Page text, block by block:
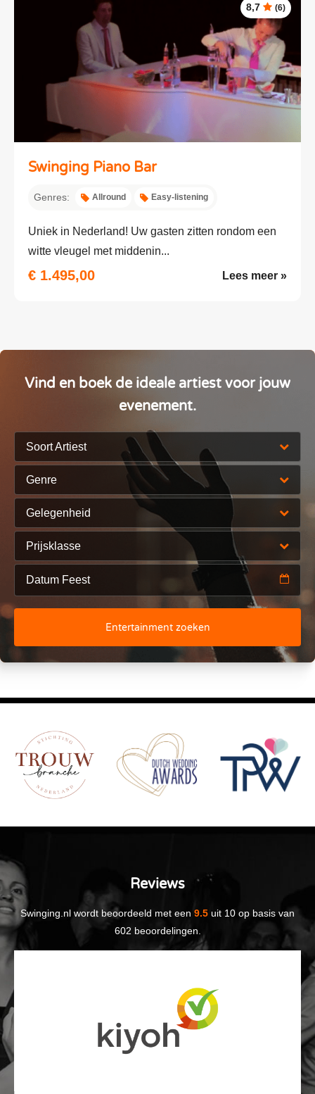
8,7 (6)
Swinging Piano Bar
Genres: Allround Easy-listening
Uniek in Nederland! Uw gasten zitten rondom een
witte vleugel met middenin...
€ 1.495,00 Lees meer »
Vind en boek de ideale artiest voor jouw
evenement.
Soort Artiest
Genre
Gelegenheid
Prijsklasse
Entertainment zoeken
Reviews
Swinging.nl wordt beoordeeld met een 9.5 uit 10 op basis van
602 beoordelingen.